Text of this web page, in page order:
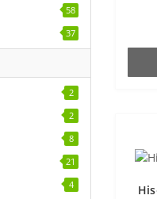
58
37
2
2
8
21
4